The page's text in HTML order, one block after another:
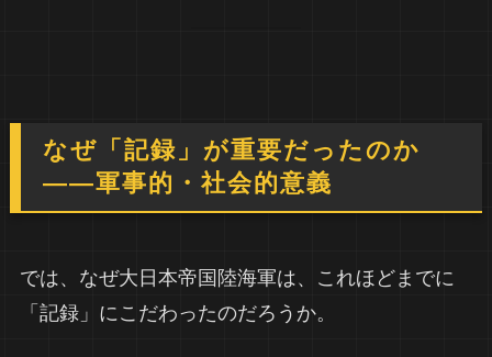
なぜ「記録」が重要だったのか
――軍事的・社会的意義
では、なぜ大日本帝国陸海軍は、これほどまでに
「記録」にこだわったのだろうか。